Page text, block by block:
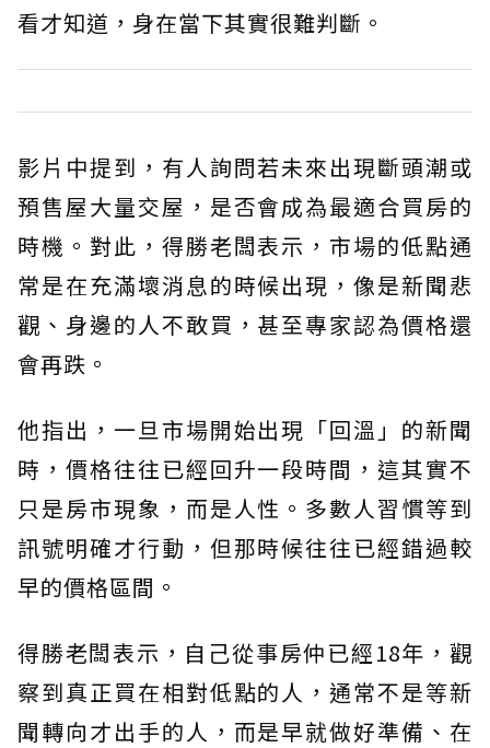
看才知道，身在當下其實很難判斷。
影片中提到，有人詢問若未來出現斷頭潮或
預售屋大量交屋，是否會成為最適合買房的
時機。對此，得勝老闆表示，市場的低點通
常是在充滿壞消息的時候出現，像是新聞悲
觀、身邊的人不敢買，甚至專家認為價格還
會再跌。
他指出，一旦市場開始出現「回溫」的新聞
時，價格往往已經回升一段時間，這其實不
只是房市現象，而是人性。多數人習慣等到
訊號明確才行動，但那時候往往已經錯過較
早的價格區間。
得勝老闆表示，自己從事房仲已經18年，觀
察到真正買在相對低點的人，通常不是等新
聞轉向才出手的人，而是早就做好準備、在